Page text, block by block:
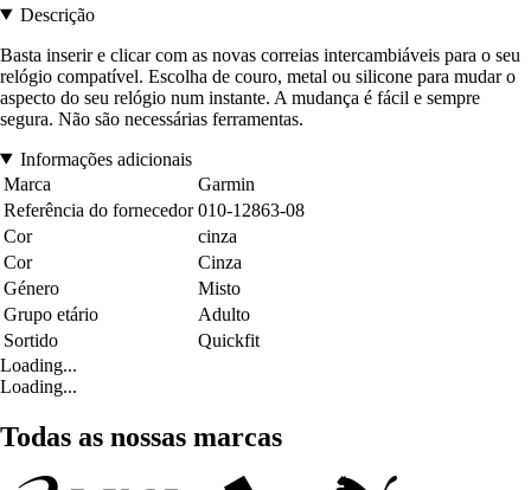
Descrição
Basta inserir e clicar com as novas correias intercambiáveis para o seu
relógio compatível. Escolha de couro, metal ou silicone para mudar o
aspecto do seu relógio num instante. A mudança é fácil e sempre
segura. Não são necessárias ferramentas.
Informações adicionais
Marca
Garmin
Referência do fornecedor 010-12863-08
Cor
cinza
Cor
Cinza
Género
Misto
Grupo etário
Adulto
Sortido
Quickfit
Loading...
Loading...
Todas as nossas marcas